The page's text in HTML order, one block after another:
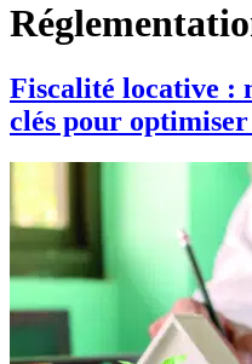
Fiscalité locative :
clés pour